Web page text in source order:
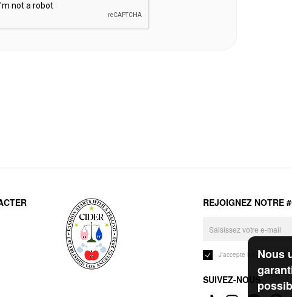
Nous
REJOIGNEZ NOTRE
J'accepte les Conditions
SUIVEZ-NOUS